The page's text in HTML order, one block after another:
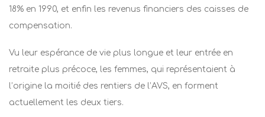
18% en 1990, et enfin les revenus financiers des caisses de
compensation.
Vu leur espérance de vie plus longue et leur entrée en
retraite plus précoce, les femmes, qui représentaient à
l’origine la moitié des rentiers de l’AVS, en forment
actuellement les deux tiers.